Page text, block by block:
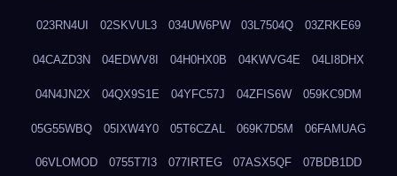
023RN4UI 02SKVUL3 034UW6PW 03L7504Q 03ZRKE69
04CAZD3N 04EDWV8I 04H0HX0B 04KWVG4E 04LI8DHX
04N4JN2X 04QX9S1E 04YFC57J 04ZFIS6W 059KC9DM
05G55WBQ 05IXW4Y0 05T6CZAL 069K7D5M 06FAMUAG
06VLOMOD 0755T7I3 077IRTEG 07ASX5QF 07BDB1DD